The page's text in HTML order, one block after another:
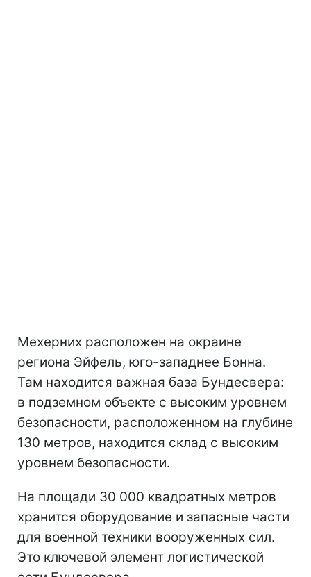
Мехерних расположен на окраине
региона Эйфель, юго-западнее Бонна.
Там находится важная база Бундесвера:
в подземном объекте с высоким уровнем
безопасности, расположенном на глубине
130 метров, находится склад с высоким
уровнем безопасности.
На площади 30 000 квадратных метров
хранится оборудование и запасные части
для военной техники вооруженных сил.
Это ключевой элемент логистической